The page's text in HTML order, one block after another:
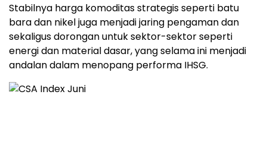
Stabilnya harga komoditas strategis seperti batu
bara dan nikel juga menjadi jaring pengaman dan
sekaligus dorongan untuk sektor-sektor seperti
energi dan material dasar, yang selama ini menjadi
andalan dalam menopang performa IHSG.